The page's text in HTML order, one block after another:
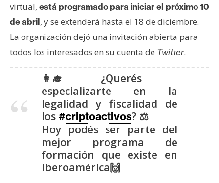
virtual, está programado para iniciar el próximo 10
de abril, y se extenderá hasta el 18 de diciembre.
La organización dejó una invitación abierta para
todos los interesados en su cuenta de Twitter.
👩‍🎓 ¿Querés
especializarte en la
legalidad y fiscalidad de
los #criptoactivos? ⚖
Hoy podés ser parte del
mejor programa de
formación que existe en
Iberoamérica🙌